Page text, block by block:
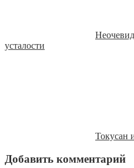
усталости
Токусан
Добавить комментарий